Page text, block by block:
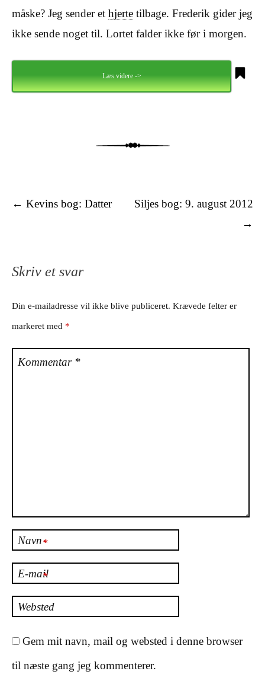
måske? Jeg sender et hjerte tilbage. Frederik gider jeg
ikke sende noget til. Lortet falder ikke før i morgen.
Læs videre ->
Tekster
Siljes bog: 9. august 2012
→
← Kevins bog: Datter
Skriv et svar
Din e-mailadresse vil ikke blive publiceret. Krævede felter er
markeret med *
Kommentar *
Navn*
E-mail
*
Websted
Gem mit navn, mail og websted i denne browser
til næste gang jeg kommenterer.